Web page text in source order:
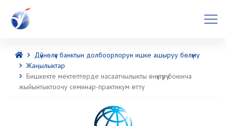
Дүйнөлүк банктын долбоорлорун ишке ашыруу бөлүмү
Жаңылыктар
Бишкекте мектептерде насаатчылыкты өнүктүрүү боюнча
жыйынтыктоочу семинар-практикум өттү